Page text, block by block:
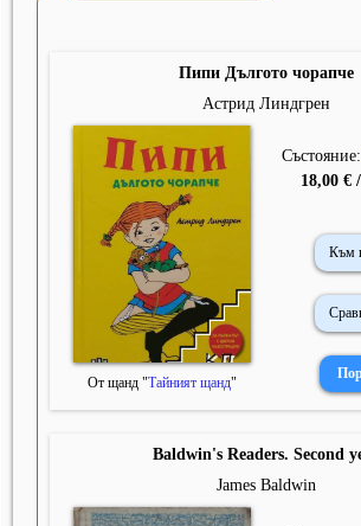
Пипи Дългото чорапче
Астрид Линдгрен
От щанд "Тайният щанд"
Състояние:
18,00 €
Към
Baldwin's Readers. Second
James Baldwin